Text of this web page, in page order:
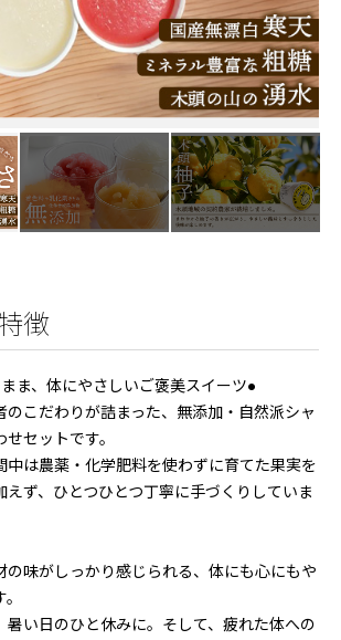
徴
ま、体にやさしいご褒美スイーツ●
のこだわりが詰まった、無添加・自然派シャ
セットです。
中は農薬・化学肥料を使わずに育てた果実を
えず、ひとつひとつ丁寧に手づくりしていま
の味がしっかり感じられる、体にも心にもや
暑い日のひと休みに。そして、疲れた体への